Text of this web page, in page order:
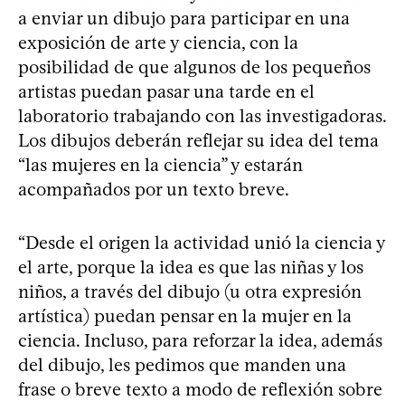
a enviar un dibujo para participar en una
exposición de arte y ciencia, con la
posibilidad de que algunos de los pequeños
artistas puedan pasar una tarde en el
laboratorio trabajando con las investigadoras.
Los dibujos deberán reflejar su idea del tema
“las mujeres en la ciencia” y estarán
acompañados por un texto breve.
“Desde el origen la actividad unió la ciencia y
el arte, porque la idea es que las niñas y los
niños, a través del dibujo (u otra expresión
artística) puedan pensar en la mujer en la
ciencia. Incluso, para reforzar la idea, además
del dibujo, les pedimos que manden una
frase o breve texto a modo de reflexión sobre